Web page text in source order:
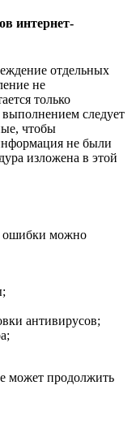
интернет-
отдельных
не
только
следует
чтобы
не были
изложена в этой
ошибки можно
антивирусов;